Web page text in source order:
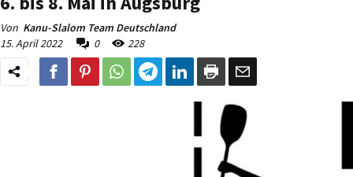
Von Kanu-Slalom Team Deutschland
15. April 2022
0 228